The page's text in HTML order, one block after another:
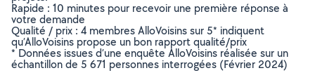
Rapide : 10 minutes pour recevoir une première réponse à
votre demande
Qualité / prix : 4 membres AlloVoisins sur 5* indiquent
qu’AlloVoisins propose un bon rapport qualité/prix
* Données issues d’une enquête AlloVoisins réalisée sur un
échantillon de 5 671 personnes interrogées (Février 2024)